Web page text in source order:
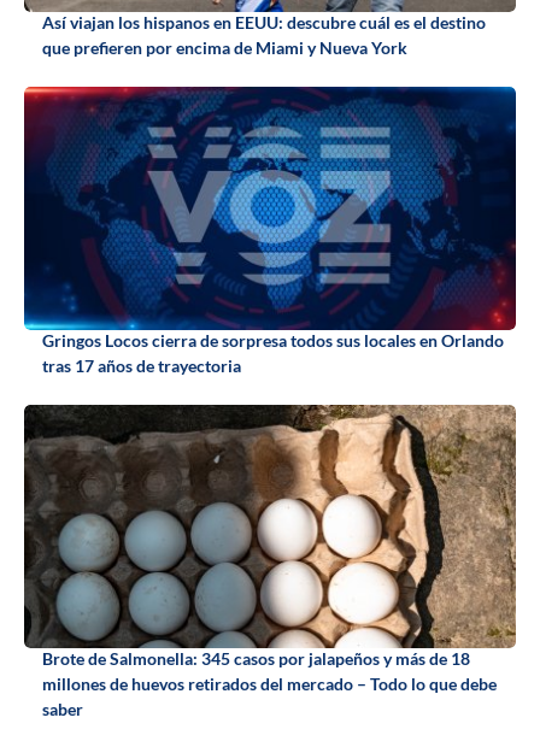
Así viajan los hispanos en EEUU: descubre cuál es el destino
que prefieren por encima de Miami y Nueva York
Gringos Locos cierra de sorpresa todos sus locales en Orlando
tras 17 años de trayectoria
Brote de Salmonella: 345 casos por jalapeños y más de 18
millones de huevos retirados del mercado – Todo lo que debe
saber